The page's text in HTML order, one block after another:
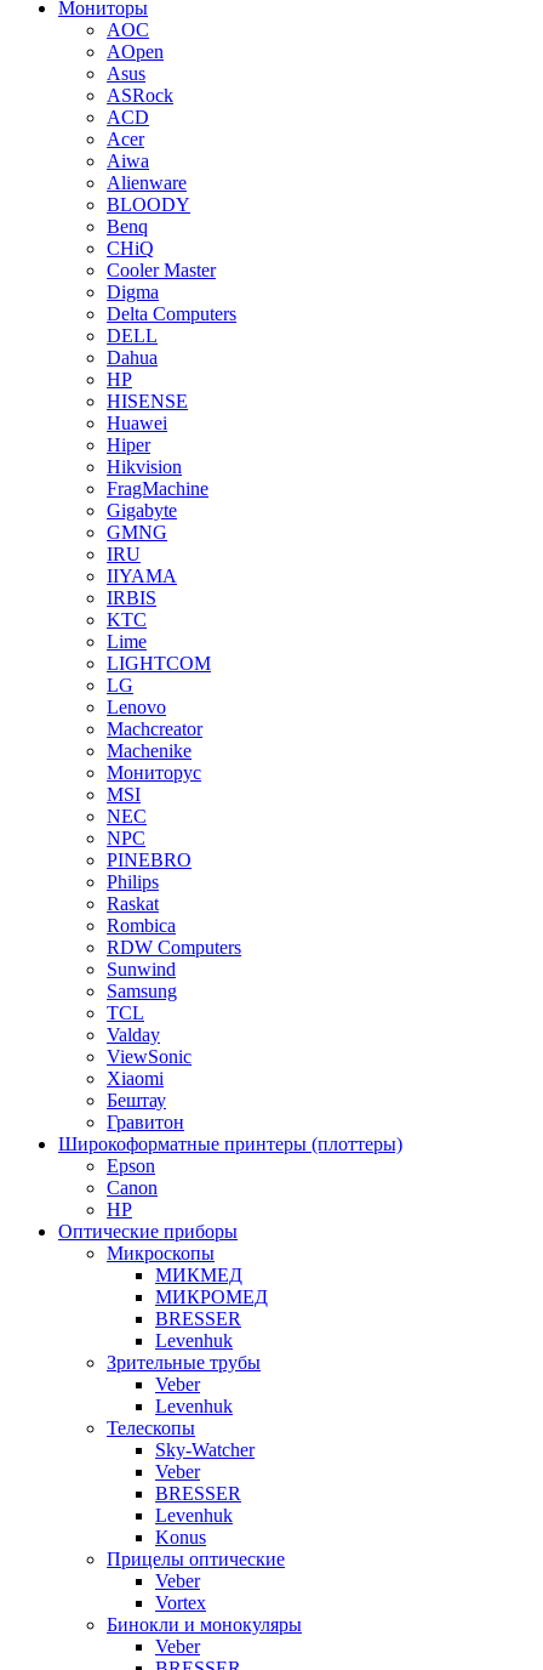
Мониторы
AOC
AOpen
Asus
ASRock
ACD
Acer
Aiwa
Alienware
BLOODY
Benq
CHiQ
Cooler Master
Digma
Delta Computers
DELL
Dahua
HP
HISENSE
Huawei
Hiper
Hikvision
FragMachine
Gigabyte
GMNG
IRU
IIYAMA
IRBIS
KTC
Lime
LIGHTCOM
LG
Lenovo
Machcreator
Machenike
Мониторус
MSI
NEC
NPC
PINEBRO
Philips
Raskat
Rombica
RDW Computers
Sunwind
Samsung
TCL
Valday
ViewSonic
Xiaomi
Бештау
Гравитон
Широкоформатные принтеры (плоттеры)
Epson
Canon
HP
Оптические приборы
Микроскопы
МИКМЕД
МИКРОМЕД
BRESSER
Levenhuk
Зрительные трубы
Veber
Levenhuk
Телескопы
Sky-Watcher
Veber
BRESSER
Levenhuk
Konus
Прицелы оптические
Veber
Vortex
Бинокли и монокуляры
Veber